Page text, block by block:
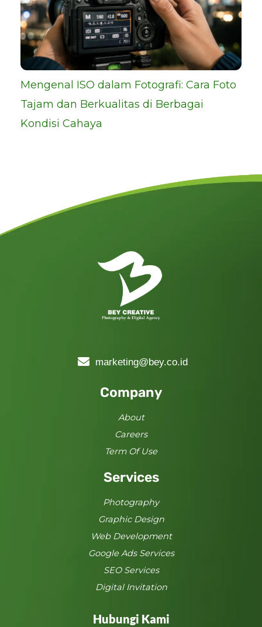
Mengenal ISO dalam Fotografi: Cara Foto
Tajam dan Berkualitas di Berbagai
Kondisi Cahaya
marketing@bey.co.id
Company
About
Careers
Term Of Use
Services
Photography
Graphic Design
Web Development
Google Ads Services
SEO Services
Digital Invitation
Hubungi Kami